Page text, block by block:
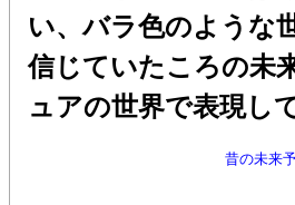
い、バラ色のような
信じていたころの未
ュアの世界で表現し
昔の未来